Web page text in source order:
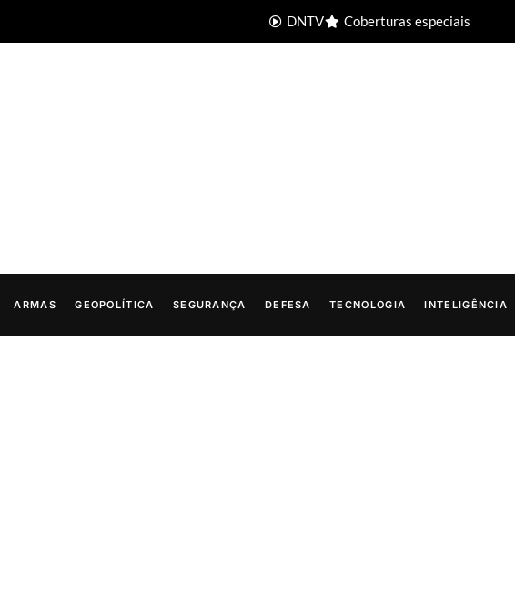
DNTV Coberturas especiais
ARMAS GEOPOLÍTICA SEGURANÇA DEFESA TECNOLOGIA INTELIGÊNCIA